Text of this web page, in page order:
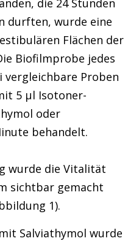
die 24 Stunden
durften, wurde eine
Flächen der
Biofilmprobe jedes
Proben
5 µl Isotoner-
oder
behandelt.
wurde die Vitalität
sichtbar gemacht
1).
Salviathymol wurde